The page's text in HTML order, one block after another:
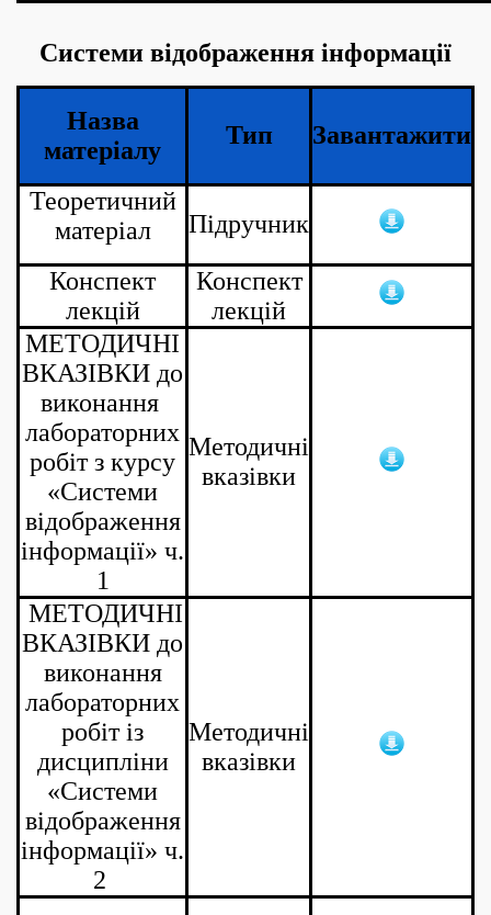
Системи відображення інформації
Назва
матеріалу
Тип Завантажити
Теоретичний
матеріал
Підручник
Конспект
лекцій
Конспект
лекцій
МЕТОДИЧНІ
ВКАЗІВКИ до
виконання
лабораторних
робіт з курсу
«Системи
відображення
інформації» ч.
1
Методичні
вказівки
МЕТОДИЧНІ
ВКАЗІВКИ до
виконання
лабораторних
робіт із
дисципліни
«Системи
відображення
інформації» ч.
2
Методичні
вказівки